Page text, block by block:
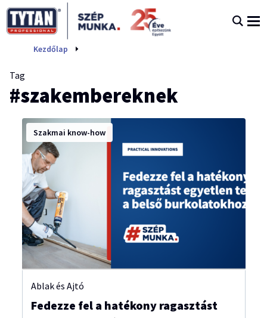
Kezdőlap
Tag
#szakembereknek
Szakmai know-how
Ablak és Ajtó
Fedezze fel a hatékony ragasztást